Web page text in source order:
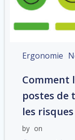
Ergonomie
Comment
postes de
les risques
by on